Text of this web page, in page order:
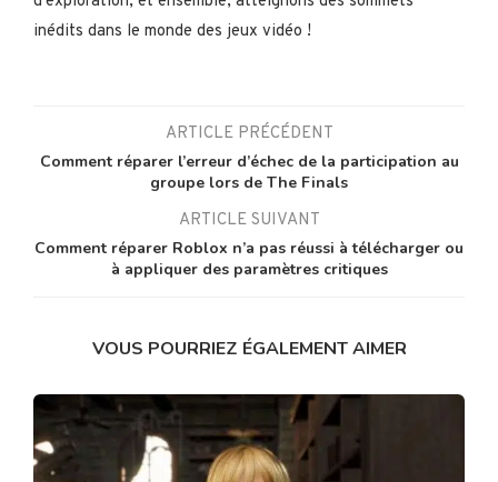
inédits dans le monde des jeux vidéo !
ARTICLE PRÉCÉDENT
Comment réparer l’erreur d’échec de la participation au
groupe lors de The Finals
ARTICLE SUIVANT
Comment réparer Roblox n’a pas réussi à télécharger ou
à appliquer des paramètres critiques
VOUS POURRIEZ ÉGALEMENT AIMER